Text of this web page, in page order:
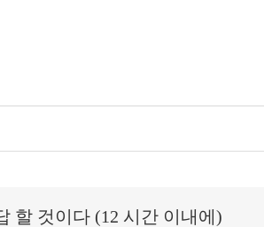
할 것이다 (12 시간 이내에)